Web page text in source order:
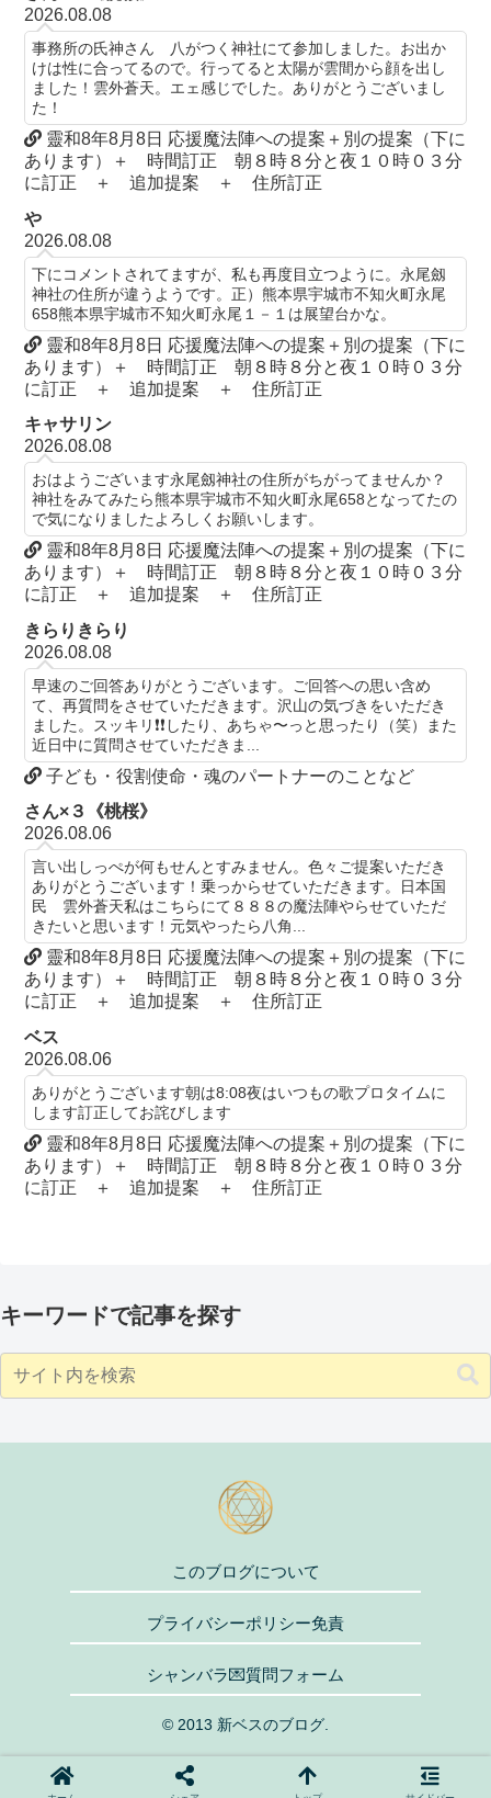
2026.08.08
事務所の氏神さん 八がつく神社にて参加しました。お出か
けは性に合ってるので。行ってると太陽が雲間から顔を出し
ました！雲外蒼天。エェ感じでした。ありがとうございまし
た！
靈和8年8月8日 応援魔法陣への提案＋別の提案（下に
あります）＋ 時間訂正 朝８時８分と夜１０時０３分
に訂正 ＋ 追加提案 ＋ 住所訂正
や
2026.08.08
下にコメントされてますが、私も再度目立つように。永尾劔
神社の住所が違うようです。正）熊本県宇城市不知火町永尾
658熊本県宇城市不知火町永尾１－１は展望台かな。
靈和8年8月8日 応援魔法陣への提案＋別の提案（下に
あります）＋ 時間訂正 朝８時８分と夜１０時０３分
に訂正 ＋ 追加提案 ＋ 住所訂正
キャサリン
2026.08.08
おはようございます永尾劔神社の住所がちがってませんか？
神社をみてみたら熊本県宇城市不知火町永尾658となってたの
で気になりましたよろしくお願いします。
靈和8年8月8日 応援魔法陣への提案＋別の提案（下に
あります）＋ 時間訂正 朝８時８分と夜１０時０３分
に訂正 ＋ 追加提案 ＋ 住所訂正
きらりきらり
2026.08.08
早速のご回答ありがとうございます。ご回答への思い含め
て、再質問をさせていただきます。沢山の気づきをいただき
ました。スッキリ❗️❗️したり、あちゃ〜っと思ったり（笑）また
近日中に質問させていただきま...
子ども・役割使命・魂のパートナーのことなど
さん×３《桃桜》
2026.08.06
言い出しっぺが何もせんとすみません。色々ご提案いただき
ありがとうございます！乗っからせていただきます。日本国
民 雲外蒼天私はこちらにて８８８の魔法陣やらせていただ
きたいと思います！元気やったら八角...
靈和8年8月8日 応援魔法陣への提案＋別の提案（下に
あります）＋ 時間訂正 朝８時８分と夜１０時０３分
に訂正 ＋ 追加提案 ＋ 住所訂正
ベス
2026.08.06
ありがとうございます朝は8:08夜はいつもの歌プロタイムに
します訂正してお詫びします
靈和8年8月8日 応援魔法陣への提案＋別の提案（下に
あります）＋ 時間訂正 朝８時８分と夜１０時０３分
に訂正 ＋ 追加提案 ＋ 住所訂正
キーワードで記事を探す
このブログについて
プライバシーポリシー免責
シャンバラ💌質問フォーム
© 2013 新ベスのブログ.